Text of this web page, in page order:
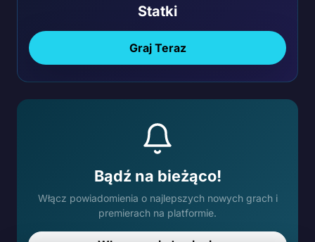
Statki
Graj Teraz
Bądź na bieżąco!
Włącz powiadomienia o najlepszych nowych grach i
premierach na platformie.